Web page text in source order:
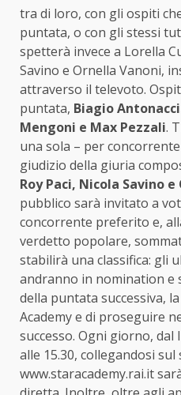
tra di loro, con gli ospiti
puntata, o con gli stessi
spetterà invece a Lorella
Savino e Ornella Vanoni,
attraverso il televoto.
puntata, Biagio
Mengoni e Max Pezzali.
una sola – per
giudizio della giuria
Roy Paci, Nicola Savino
pubblico sarà invitato a
concorrente preferito e,
verdetto popolare,
stabilirà una classifica: gli
andranno in nomination e
della puntata successiva,
Academy e di proseguire
successo. Ogni giorno, dal
alle 15.30, collegandosi
www.staracademy.rai.it